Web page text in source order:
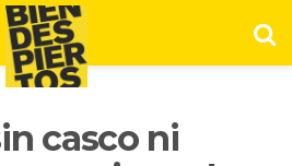
casco ni